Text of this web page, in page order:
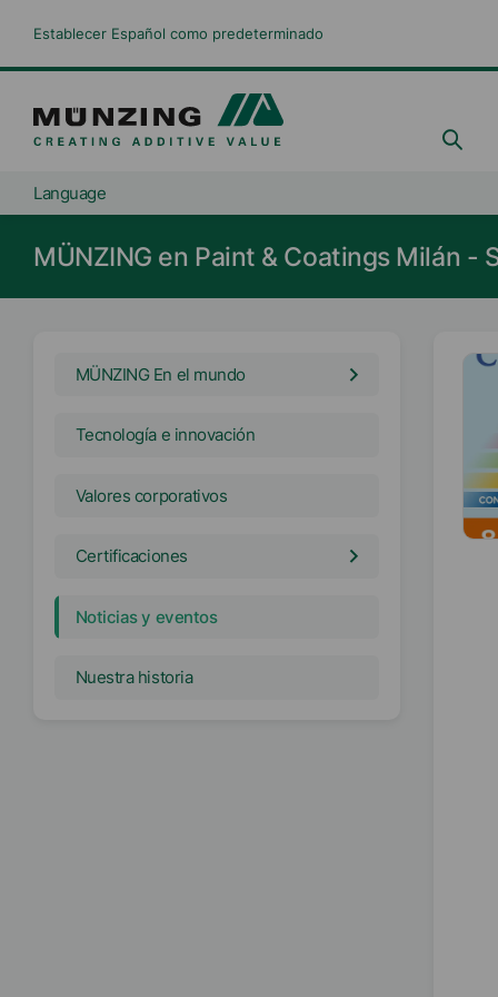
Establecer Español como predeterminado
Language
MÜNZING en Paint & Coatings Milán -
MÜNZING En el mundo
Tecnología e innovación
Valores corporativos
Certificaciones
Noticias y eventos
Nuestra historia